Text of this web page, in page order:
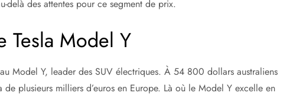
delà des attentes pour ce segment de prix.
Tesla Model Y
Model Y, leader des SUV électriques. À 54 800 dollars australiens
plusieurs milliers d’euros en Europe. Là où le Model Y excelle en